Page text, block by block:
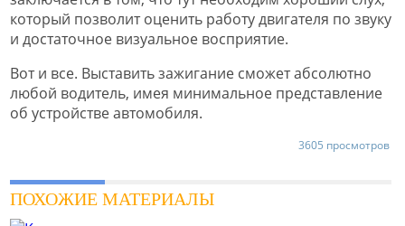
который позволит оценить работу двигателя по звуку
и достаточное визуальное восприятие.
Вот и все. Выставить зажигание сможет абсолютно
любой водитель, имея минимальное представление
об устройстве автомобиля.
3605 просмотров
ПОХОЖИЕ МАТЕРИАЛЫ